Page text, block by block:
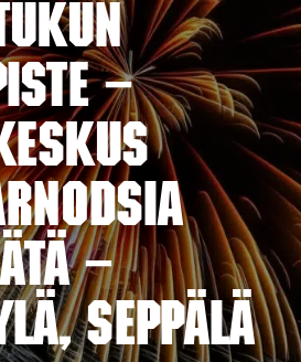
–
–
SEPPÄLÄ